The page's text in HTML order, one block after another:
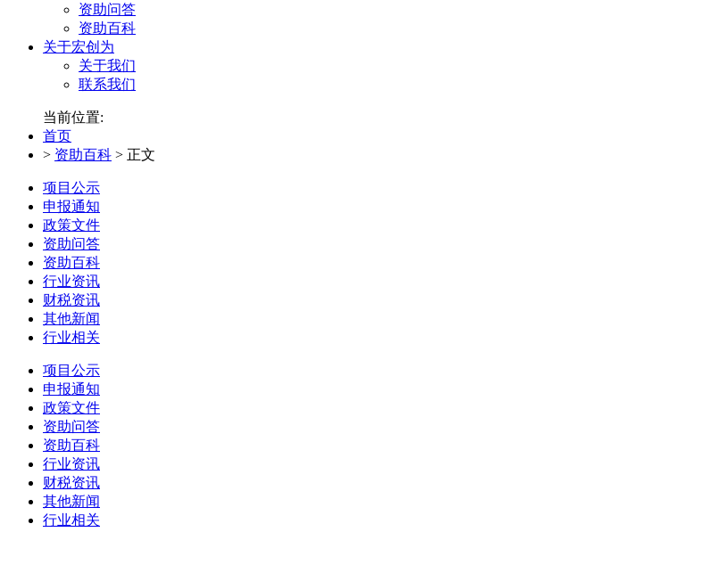
资助问答
资助百科
关于宏创为
关于我们
联系我们
当前位置:
首页
> 资助百科 > 正文
项目公示
申报通知
政策文件
资助问答
资助百科
行业资讯
财税资讯
其他新闻
行业相关
项目公示
申报通知
政策文件
资助问答
资助百科
行业资讯
财税资讯
其他新闻
行业相关